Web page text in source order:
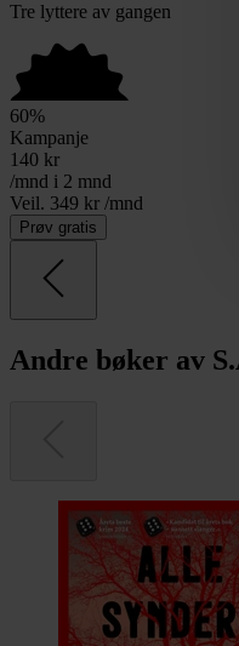
Tre lyttere av gangen
60%
Kampanje
140 kr
/mnd i 2 mnd
Veil. 349 kr /mnd
Prøv gratis
Andre bøker av